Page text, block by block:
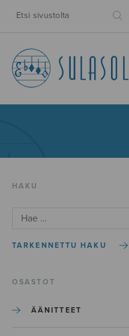
HAKU
TARKENNETTU HAKU
OSASTOT
ÄÄNITTEET